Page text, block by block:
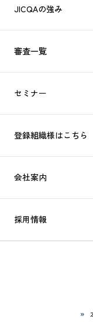
JICQAの強み
審査一覧
セミナー
登録組織様はこちら
会社案内
採用情報